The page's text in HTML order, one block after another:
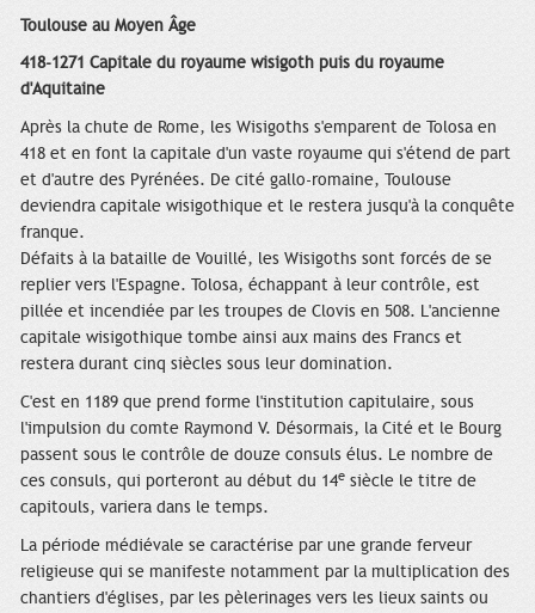
Toulouse au Moyen Âge
418-1271 Capitale du royaume wisigoth puis du royaume
d'Aquitaine
Après la chute de Rome, les Wisigoths s'emparent de Tolosa en
418 et en font la capitale d'un vaste royaume qui s'étend de part
et d'autre des Pyrénées. De cité gallo-romaine, Toulouse
deviendra capitale wisigothique et le restera jusqu'à la conquête
franque.
Défaits à la bataille de Vouillé, les Wisigoths sont forcés de se
replier vers l'Espagne. Tolosa, échappant à leur contrôle, est
pillée et incendiée par les troupes de Clovis en 508. L'ancienne
capitale wisigothique tombe ainsi aux mains des Francs et
restera durant cinq siècles sous leur domination.
C'est en 1189 que prend forme l'institution capitulaire, sous
l'impulsion du comte Raymond V. Désormais, la Cité et le Bourg
passent sous le contrôle de douze consuls élus. Le nombre de
ces consuls, qui porteront au début du 14e siècle le titre de
capitouls, variera dans le temps.
La période médiévale se caractérise par une grande ferveur
religieuse qui se manifeste notamment par la multiplication des
chantiers d'églises, par les pèlerinages vers les lieux saints ou